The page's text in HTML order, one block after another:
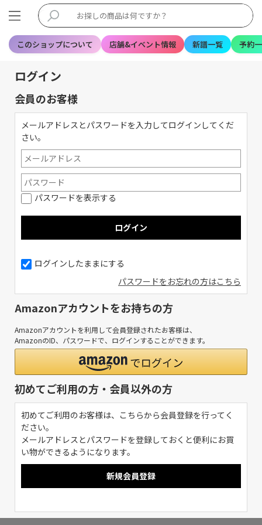
このショップについて 店舗&イベント情報 新譜一覧 予約
ログイン
会員のお客様
メールアドレスとパスワードを入力してログインしてくだ
さい。
パスワードを表示する
ログインしたままにする
パスワードをお忘れの方はこちら
Amazonアカウントをお持ちの方
Amazonアカウントを利用して会員登録されたお客様は、
AmazonのID、パスワードで、ログインすることができます。
初めてご利用の方・会員以外の方
初めてご利用のお客様は、こちらから会員登録を行ってく
ださい。
メールアドレスとパスワードを登録しておくと便利にお買
い物ができるようになります。